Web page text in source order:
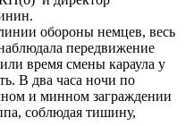
обороны немцев, весь
передвижение
время смены караула у
В два часа ночи по
и минном заграждении
соблюдая тишину,